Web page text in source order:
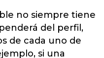
no siempre tiene
del perfil,
de cada uno de
si una